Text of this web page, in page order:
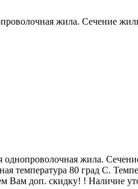
жила. Сечение
жила.
80 град С.
Вам доп. скидку! ! Наличие